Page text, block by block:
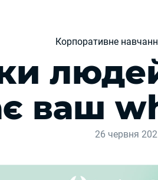
Корпоративне
ваш
26 червня